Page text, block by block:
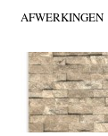
AFWERKINGEN